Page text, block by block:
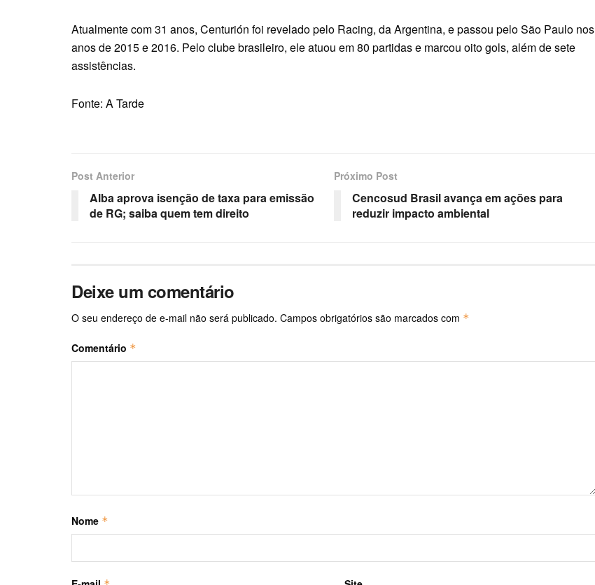
Atualmente com 31 anos, Centurión foi revelado pelo Racing, da Argentina, e passou pelo São Paulo nos
anos de 2015 e 2016. Pelo clube brasileiro, ele atuou em 80 partidas e marcou oito gols, além de sete
assistências.
Fonte: A Tarde
Post Anterior
Alba aprova isenção de taxa para emissão
de RG; saiba quem tem direito
Próximo Post
Cencosud Brasil avança em ações para
reduzir impacto ambiental
Deixe um comentário
O seu endereço de e-mail não será publicado. Campos obrigatórios são marcados com *
Comentário *
Nome *